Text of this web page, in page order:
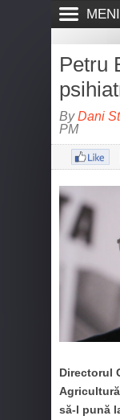
Petru
ByDani
PM
Directorul
să-l pună